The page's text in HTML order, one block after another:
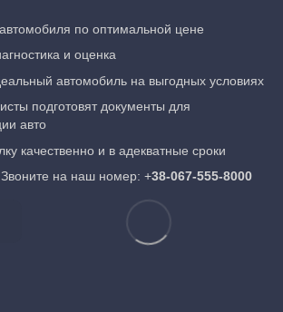
по оптимальной цене
и оценка
автомобиль на выгодных условиях
подготовят документы для
авто
качественно и в адекватные сроки
на наш номер: +38-067-555-8000